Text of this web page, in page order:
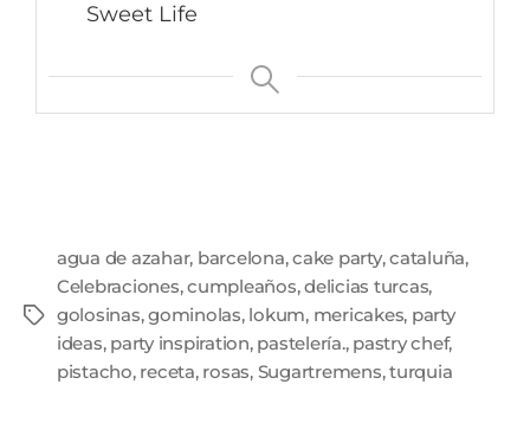
Sweet Life
agua de azahar, barcelona,cake party,cataluña,
Celebraciones,cumpleaños,delicias turcas,
golosinas,gominolas, lokum, mericakes, party
ideas, party inspiration, pastelería., pastry chef,
pistacho, receta, rosas, Sugartremens,turquia